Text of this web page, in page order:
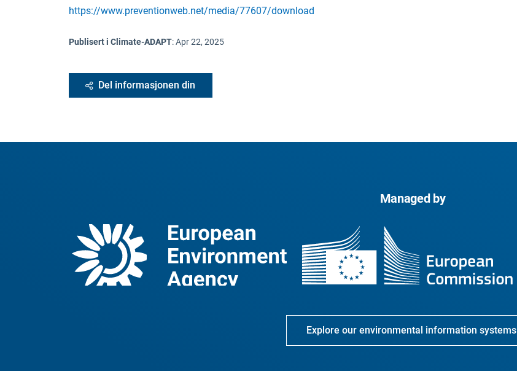
https://www.preventionweb.net/media/77607/download
Publisert i Climate-ADAPT:Apr 22, 2025
Del informasjonen din
Managed by
Explore our environmental information systems